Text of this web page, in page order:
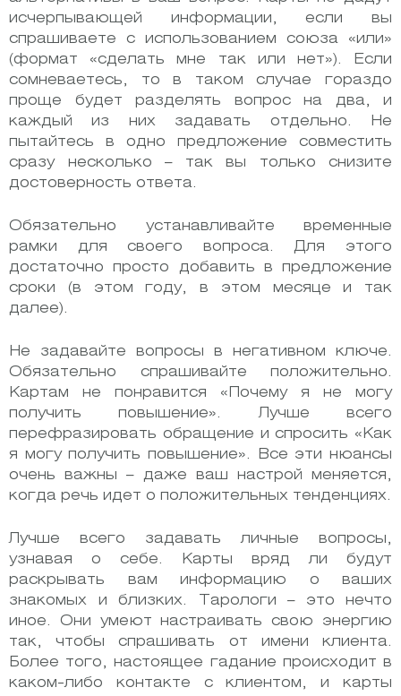
исчерпывающей информации, если вы
спрашиваете с использованием союза «или»
(формат «сделать мне так или нет»). Если
сомневаетесь, то в таком случае гораздо
проще будет разделять вопрос на два, и
каждый из них задавать отдельно. Не
пытайтесь в одно предложение совместить
сразу несколько – так вы только снизите
достоверность ответа.
Обязательно устанавливайте временные
рамки для своего вопроса. Для этого
достаточно просто добавить в предложение
сроки (в этом году, в этом месяце и так
далее).
Не задавайте вопросы в негативном ключе.
Обязательно спрашивайте положительно.
Картам не понравится «Почему я не могу
получить повышение». Лучше всего
перефразировать обращение и спросить «Как
я могу получить повышение». Все эти нюансы
очень важны – даже ваш настрой меняется,
когда речь идет о положительных тенденциях.
Лучше всего задавать личные вопросы,
узнавая о себе. Карты вряд ли будут
раскрывать вам информацию о ваших
знакомых и близких. Тарологи – это нечто
иное. Они умеют настраивать свою энергию
так, чтобы спрашивать от имени клиента.
Более того, настоящее гадание происходит в
каком-либо контакте с клиентом, и карты